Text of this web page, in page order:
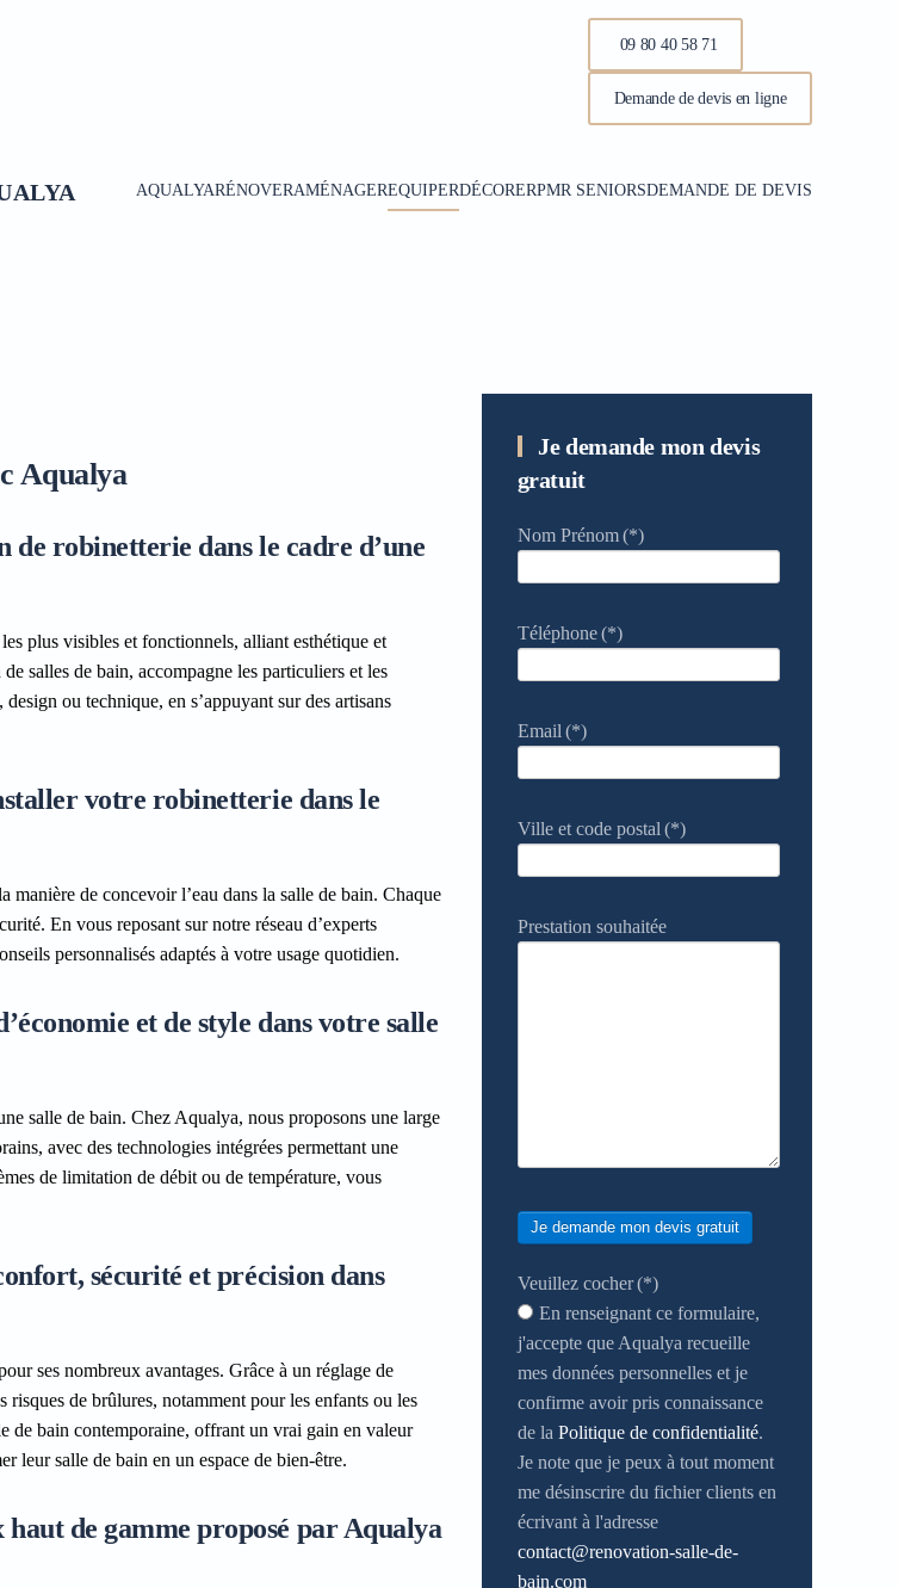
09 80 40 58 71
Demande de devis en ligne
AQUALYARÉNOVERAMÉNAGEREQUIPERDÉCORERPMR SENIORSDEMANDE DE DEVIS
Aqualya
robinetterie dans le cadre d’une
plus visibles et fonctionnels, alliant esthétique et
salles de bain, accompagne les particuliers et les
ou technique, en s’appuyant sur des artisans
votre robinetterie dans le
de concevoir l’eau dans la salle de bain. Chaque
En vous reposant sur notre réseau d’experts
personnalisés adaptés à votre usage quotidien.
et de style dans votre salle
salle de bain. Chez Aqualya, nous proposons une large
avec des technologies intégrées permettant une
de limitation de débit ou de température, vous
sécurité et précision dans
ses nombreux avantages. Grâce à un réglage de
de brûlures, notamment pour les enfants ou les
de bain contemporaine, offrant un vrai gain en valeur
leur salle de bain en un espace de bien-être.
de gamme proposé par Aqualya
Je demande mon devis
gratuit
Nom Prénom (*)
Téléphone (*)
Email (*)
Ville et code postal (*)
Prestation souhaitée
Je demande mon devis gratuit
Veuillez cocher (*)
En renseignant ce formulaire,
j'accepte que Aqualya recueille
mes données personnelles et je
confirme avoir pris connaissance
de la Politique de confidentialité.
Je note que je peux à tout moment
me désinscrire du fichier clients en
écrivant à l'adresse
contact@renovation-salle-de-
bain.com